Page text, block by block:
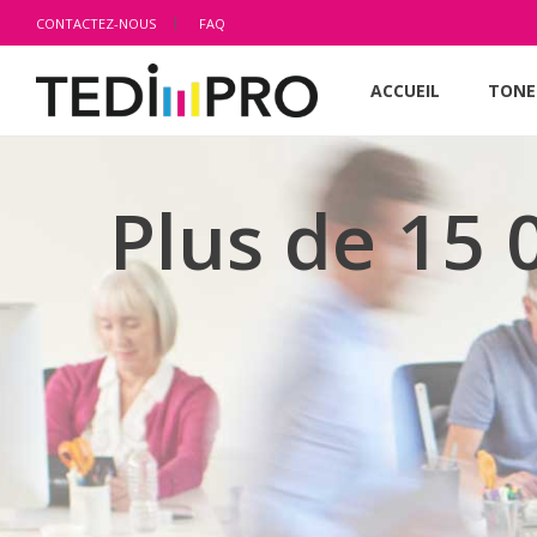
CONTACTEZ-NOUS FAQ
ACCUEIL
Plus de 15